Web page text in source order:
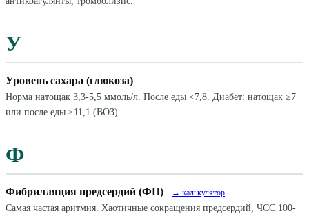
У
Уровень сахара (глюкоза)
Норма натощак 3,3-5,5 ммоль/л. После еды <7,8. Диабет: натощак ≥7
или после еды ≥11,1 (ВОЗ).
Ф
Фибрилляция предсердий (ФП) → калькулятор
Самая частая аритмия. Хаотичные сокращения предсердий, ЧСС 100-